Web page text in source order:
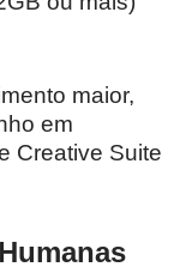
maior,
em
Creative Suite